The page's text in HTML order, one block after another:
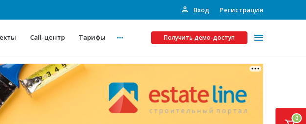
Вход Регистрация
Call-центр Тарифы Получить демо-доступ
проекте
преимущества
Платные услуги
Рекламодателям
0